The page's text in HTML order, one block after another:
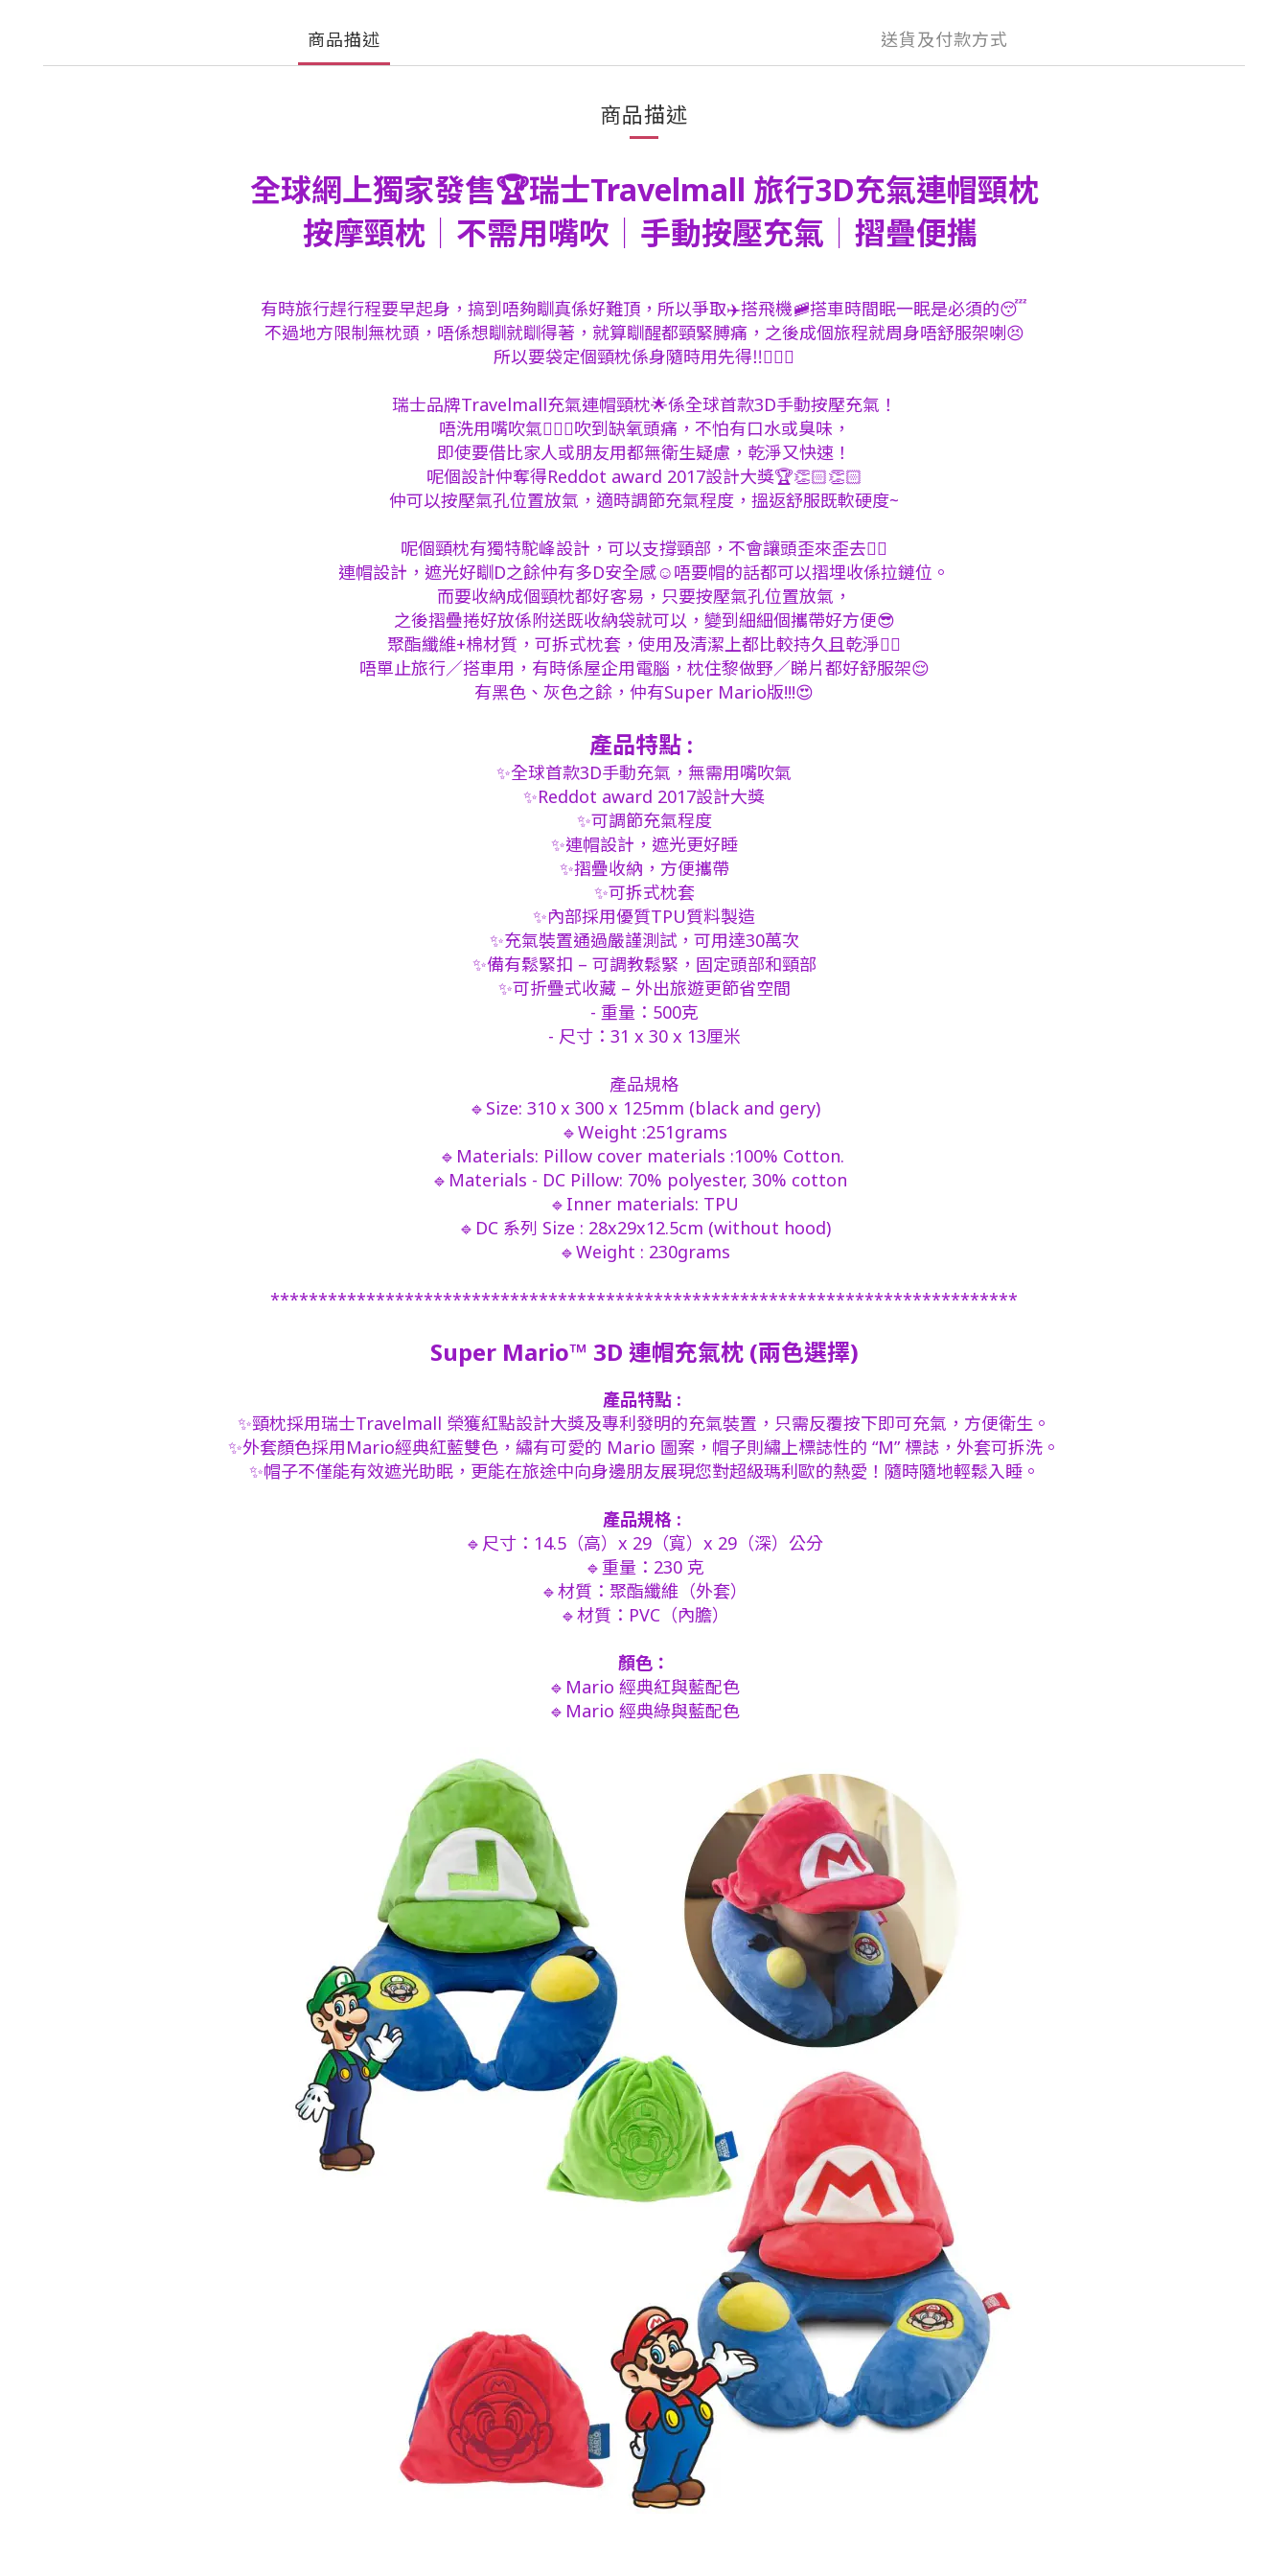
商品描述 送貨及付款方式
商品描述
全球網上獨家發售🏆瑞士Travelmall 旅行3D充氣連帽頸枕
按摩頸枕│不需用嘴吹│手動按壓充氣│摺疊便攜
有時旅行趕行程要早起身，搞到唔夠瞓真係好難頂，所以爭取✈️搭飛機🚞搭車時間眠一眠是必須的😴
不過地方限制無枕頭，唔係想瞓就瞓得著，就算瞓醒都頸緊膊痛，之後成個旅程就周身唔舒服架喇😣
所以要袋定個頸枕係身隨時用先得‼️💁🏻‍♀️
瑞士品牌Travelmall充氣連帽頸枕🌟係全球首款3D手動按壓充氣！
唔洗用嘴吹氣🙅🏻‍♀️吹到缺氧頭痛，不怕有口水或臭味，
即使要借比家人或朋友用都無衛生疑慮，乾淨又快速！
呢個設計仲奪得Reddot award 2017設計大獎🏆👏🏻👏🏻
仲可以按壓氣孔位置放氣，適時調節充氣程度，搵返舒服既軟硬度~
呢個頸枕有獨特駝峰設計，可以支撐頸部，不會讓頭歪來歪去👍🏻
連帽設計，遮光好瞓D之餘仲有多D安全感☺️唔要帽的話都可以摺埋收係拉鏈位。
而要收納成個頸枕都好客易，只要按壓氣孔位置放氣，
之後摺疊捲好放係附送既收納袋就可以，變到細細個攜帶好方便😎
聚酯纖維+棉材質，可拆式枕套，使用及清潔上都比較持久且乾淨👍🏻
唔單止旅行／搭車用，有時係屋企用電腦，枕住黎做野／睇片都好舒服架😌
有黑色、灰色之餘，仲有Super Mario版!!!😍
產品特點 :
✨全球首款3D手動充氣，無需用嘴吹氣
✨Reddot award 2017設計大獎
✨可調節充氣程度
✨連帽設計，遮光更好睡
✨摺疊收納，方便攜帶
✨可拆式枕套
✨內部採用優質TPU質料製造
✨充氣裝置通過嚴謹測試，可用達30萬次
✨備有鬆緊扣 – 可調教鬆緊，固定頭部和頸部
✨可折疊式收藏 – 外出旅遊更節省空間
- 重量：500克
- 尺寸：31 x 30 x 13厘米
產品規格
🔹Size: 310 x 300 x 125mm (black and gery)
🔹Weight :251grams
🔹Materials: Pillow cover materials :100% Cotton.
🔹Materials - DC Pillow: 70% polyester, 30% cotton
🔹Inner materials: TPU
🔹 DC 系列 Size : 28x29x12.5cm (without hood)
🔹Weight : 230grams
******************************************************************************
Super Mario™ 3D 連帽充氣枕 (兩色選擇)
產品特點 :
✨頸枕採用瑞士Travelmall 榮獲紅點設計大獎及專利發明的充氣裝置，只需反覆按下即可充氣，方便衛生。
✨外套顏色採用Mario經典紅藍雙色，繡有可愛的 Mario 圖案，帽子則繡上標誌性的 “M” 標誌，外套可拆洗。
✨帽子不僅能有效遮光助眠，更能在旅途中向身邊朋友展現您對超級瑪利歐的熱愛！隨時隨地輕鬆入睡。
產品規格 :
🔹尺寸：14.5（高）x 29（寬）x 29（深）公分
🔹重量：230 克
🔹材質：聚酯纖維（外套）
🔹材質：PVC（內膽）
顏色：
🔹Mario 經典紅與藍配色
🔹Mario 經典綠與藍配色